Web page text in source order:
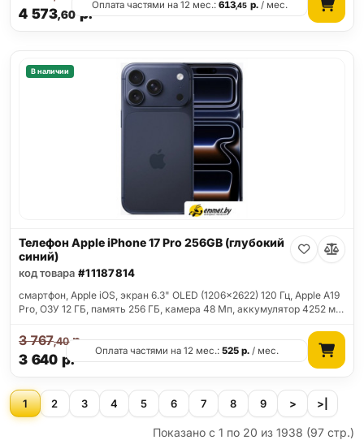
4 573,60 р.
Оплата частями на 12 мес.:613,45 р./ мес.
В наличии
Телефон Apple iPhone 17 Pro 256GB (глубокий
синий)
код товара #11187814
смартфон, Apple iOS, экран 6.3" OLED (1206x2622) 120 Гц, Apple A19
Pro, ОЗУ 12 ГБ, память 256 ГБ, камера 48 Мп, аккумулятор 4252 м…
3 640 р.
3 767,40р.
Оплата частями на 12 мес.:525 р. / мес.
1 2 3 4 5 6 7 8 9 > >|
Показано с 1 по 20 из 1938 (97 стр.)